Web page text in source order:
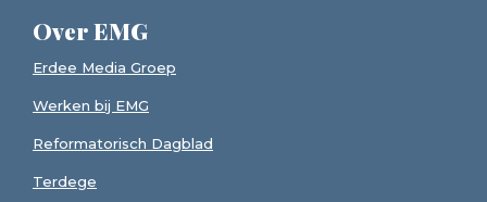
Over EMG
Erdee Media Groep
Werken bij EMG
Reformatorisch Dagblad
Terdege